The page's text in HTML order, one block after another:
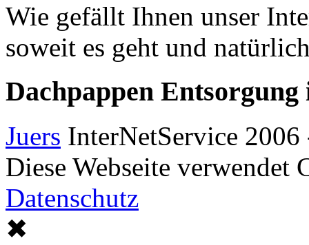
Wie gefällt Ihnen unser
soweit es geht und
Dachpappen
Juers InterNetService
Diese Webseite verwendet
Datenschutz
✖